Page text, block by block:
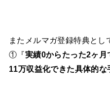
またメルマガ登録特典とし
①『実績0からたった2ヶ月
11万収益化できた具体的な